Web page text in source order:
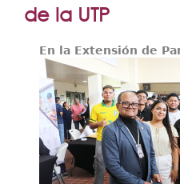
de la UTP
En la Extensión de